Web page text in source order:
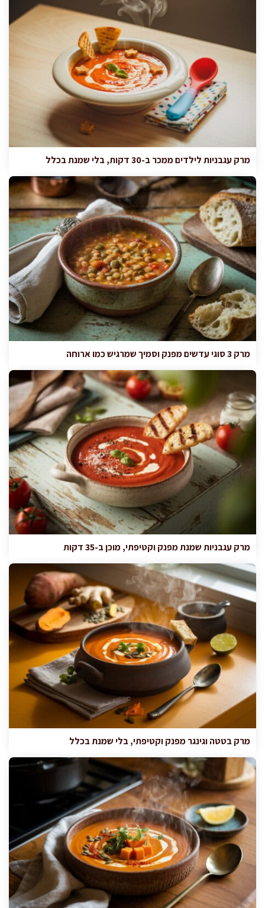
מרק עגבניות לילדים ממכר ב-30 דקות, בלי שמנת בכלל
מרק 3 סוגי עדשים מפנק וסמיך שמרגיש כמו ארוחה
מרק עגבניות שמנת מפנק וקטיפתי, מוכן ב-35 דקות
מרק בטטה וגינגר מפנק וקטיפתי, בלי שמנת בכלל